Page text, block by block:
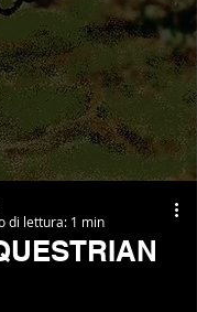
di lettura: 1 min